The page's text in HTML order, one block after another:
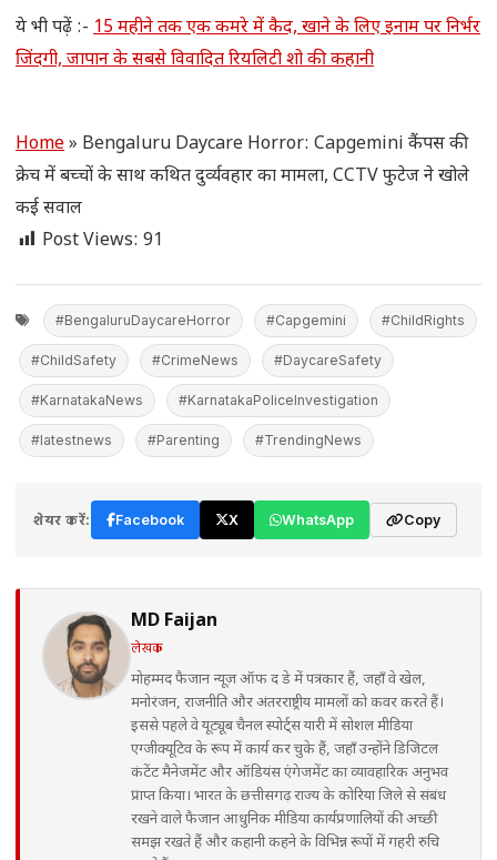
ये भी पढ़ें :- 15 महीने तक एक कमरे में कैद, खाने के लिए इनाम पर निर्भर
जिंदगी, जापान के सबसे विवादित रियलिटी शो की कहानी
Home» Bengaluru Daycare Horror: Capgemini कैंपस की
क्रेच में बच्चों के साथ कथित दुर्व्यवहार का मामला, CCTV फुटेज ने खोले
कई सवाल
Post Views: 91
#BengaluruDaycareHorror #Capgemini #ChildRights
#ChildSafety #CrimeNews #DaycareSafety
#KarnatakaNews #KarnatakaPoliceInvestigation
#latestnews #Parenting #TrendingNews
शेयर करें: Facebook X WhatsApp Copy
MD Faijan
लेखक
मोहम्मद फैजान न्यूज़ ऑफ द डे में पत्रकार हैं, जहाँ वे खेल,
मनोरंजन, राजनीति और अंतरराष्ट्रीय मामलों को कवर करते हैं।
इससे पहले वे यूट्यूब चैनल स्पोर्ट्स यारी में सोशल मीडिया
एग्जीक्यूटिव के रूप में कार्य कर चुके हैं, जहाँ उन्होंने डिजिटल
कंटेंट मैनेजमेंट और ऑडियंस एंगेजमेंट का व्यावहारिक अनुभव
प्राप्त किया। भारत के छत्तीसगढ़ राज्य के कोरिया जिले से संबंध
रखने वाले फैजान आधुनिक मीडिया कार्यप्रणालियों की अच्छी
समझ रखते हैं और कहानी कहने के विभिन्न रूपों में गहरी रुचि